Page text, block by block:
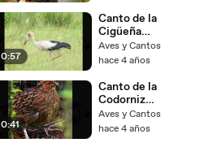
0:57
Canto de la
Cigüeña
Maguari
Aves y Cantos
hace 4 años
0:41
Canto de la
Codorniz
Silbadora
Aves y Cantos
hace 4 años